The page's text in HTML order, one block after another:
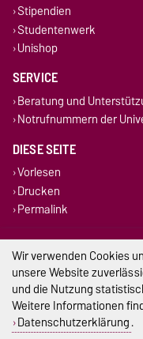
Stipendien
Studentenwerk
Unishop
SERVICE
Beratung und
Notrufnummern der
DIESE SEITE
Vorlesen
Drucken
Permalink
Wir verwenden Cookies
unsere Website
und die Nutzung
Weitere Informationen
Datenschutzerklärung.